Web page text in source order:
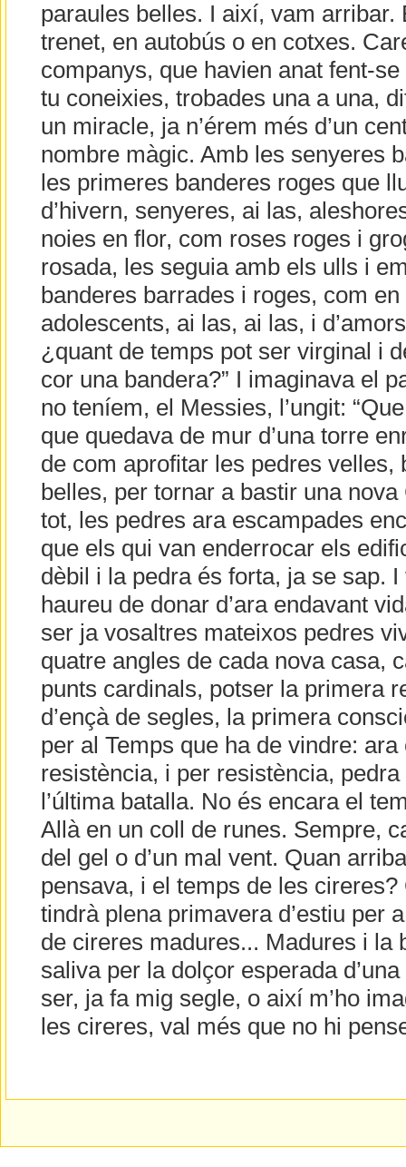
paraules belles. I així, vam arribar.
trenet, en autobús o en cotxes.
companys, que havien anat fent-
tu coneixies, trobades una a una,
un miracle, ja n’érem més d’un
nombre màgic. Amb les senyeres
les primeres banderes roges que
d’hivern, senyeres, ai las,
noies en flor, com roses roges i
rosada, les seguia amb els ulls i
banderes barrades i roges, com en
adolescents, ai las, ai las, i
¿quant de temps pot ser virginal i
cor una bandera?” I imaginava el
no teníem, el Messies, l’ungit:
que quedava de mur d’una torre
de com aprofitar les pedres velles,
belles, per tornar a bastir una
tot, les pedres ara escampades
que els qui van enderrocar els
dèbil i la pedra és forta, ja se sap.
haureu de donar d’ara endavant
ser ja vosaltres mateixos pedres
quatre angles de cada nova casa,
punts cardinals, potser la primera
d’ençà de segles, la primera
per al Temps que ha de vindre:
resistència, i per resistència,
l’última batalla. No és encara el
Allà en un coll de runes. Sempre,
del gel o d’un mal vent. Quan
pensava, i el temps de les
tindrà plena primavera d’estiu per
de cireres madures... Madures i la
saliva per la dolçor esperada
ser, ja fa mig segle, o així m’ho
les cireres, val més que no hi